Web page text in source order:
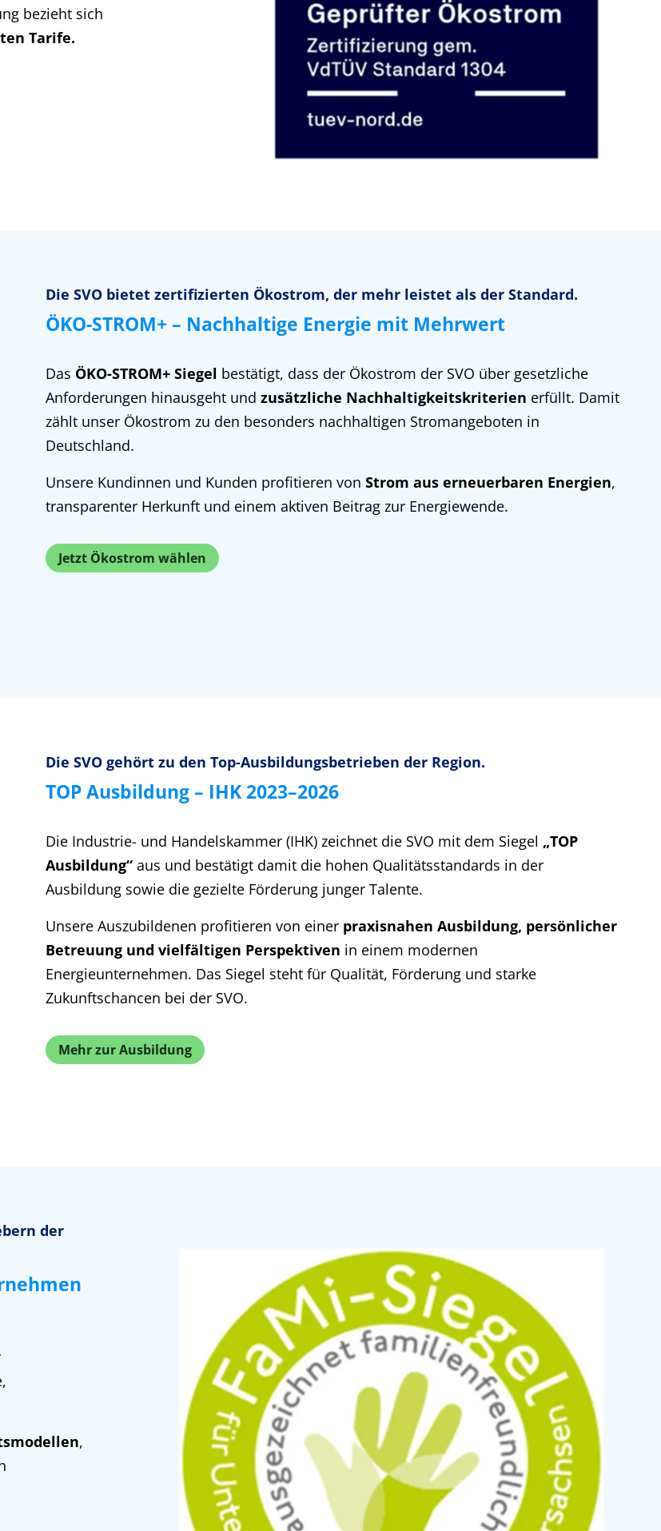
bezieht sich
Tarife.
Die SVO bietet zertifizierten Ökostrom, der mehr leistet als der Standard.
ÖKO-STROM+ – Nachhaltige Energie mit Mehrwert
Das ÖKO-STROM+ Siegel bestätigt, dass der Ökostrom der SVO über gesetzliche
Anforderungen hinausgeht und zusätzliche Nachhaltigkeitskriterien erfüllt. Damit
zählt unser Ökostrom zu den besonders nachhaltigen Stromangeboten in
Deutschland.
Unsere Kundinnen und Kunden profitieren von Strom aus erneuerbaren Energien,
transparenter Herkunft und einem aktiven Beitrag zur Energiewende.
Jetzt Ökostrom wählen
Die SVO gehört zu den Top-Ausbildungsbetrieben der Region.
TOP Ausbildung – IHK 2023–2026
Die Industrie- und Handelskammer (IHK) zeichnet die SVO mit dem Siegel „TOP
Ausbildung“aus und bestätigt damit die hohen Qualitätsstandards in der
Ausbildung sowie die gezielte Förderung junger Talente.
Unsere Auszubildenen profitieren von einer praxisnahen Ausbildung, persönlicher
Betreuung und vielfältigen Perspektiven in einem modernen
Energieunternehmen. Das Siegel steht für Qualität, Förderung und starke
Zukunftschancen bei der SVO.
Mehr zur Ausbildung
der
,